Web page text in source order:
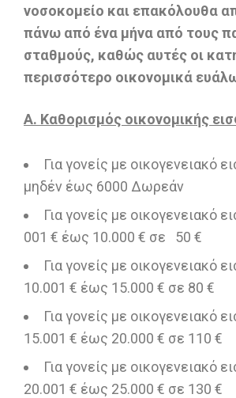
νοσοκομείο και επακόλουθα
πάνω από ένα μήνα από τους
σταθμούς, καθώς αυτές οι
περισσότερο οικονομικά
Α. Καθορισμός οικονομικής
Για γονείς με οικογενειακό
μηδέν έως 6000 Δωρεάν
Για γονείς με οικογενειακό
001 € έως 10.000 € σε 50 €
Για γονείς με οικογενειακό
10.001 € έως 15.000 € σε 80 €
Για γονείς με οικογενειακό
15.001 € έως 20.000 € σε 110 €
Για γονείς με οικογενειακό
20.001 € έως 25.000 € σε 130 €